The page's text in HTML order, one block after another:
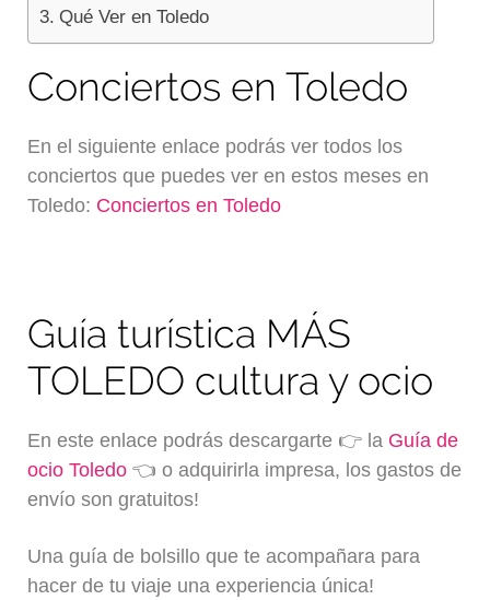
Qué Ver en Toledo
Conciertos en Toledo
En el siguiente enlace podrás ver todos los
conciertos que puedes ver en estos meses en
Toledo: Conciertos en Toledo
Guía turística MÁS
TOLEDO cultura y ocio
En este enlace podrás descargarte 👉 la Guía de
ocio Toledo 👈 o adquirirla impresa, los gastos de
envío son gratuitos!
Una guía de bolsillo que te acompañara para
hacer de tu viaje una experiencia única!